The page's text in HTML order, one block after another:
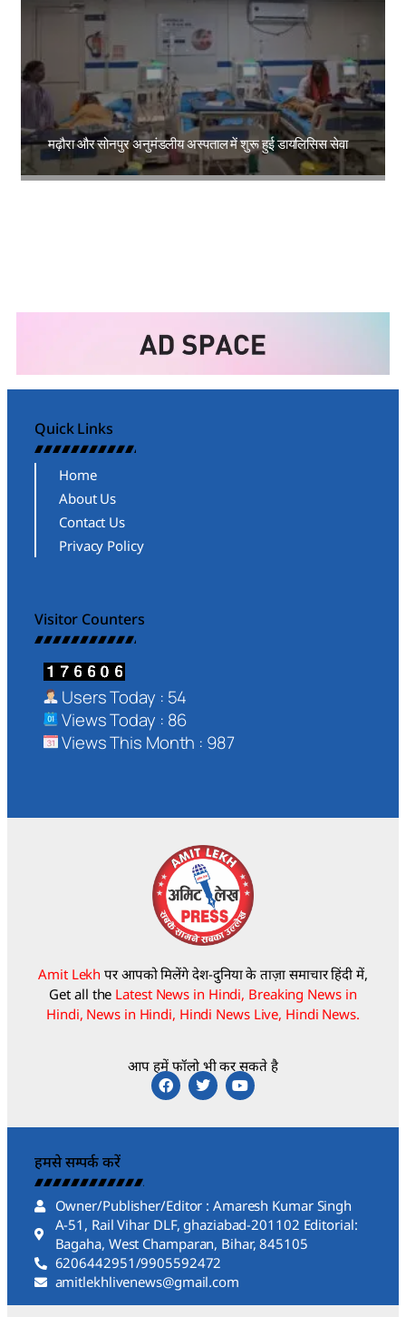
मढ़ौरा और सोनपुर अनुमंडलीय अस्पताल में शुरू हुई डायलिसिस सेवा
Amit Lekh
Quick Links
Home
About Us
Contact Us
Privacy Policy
Visitor Counters
Users Today : 54
Views Today : 86
Views This Month : 987
Amit Lekh पर आपको मिलेंगे देश-दुनिया के ताज़ा समाचार हिंदी में,
Get all the Latest News in Hindi, Breaking News in
Hindi, News in Hindi, Hindi News Live, Hindi News.
आप हमें फॉलो भी कर सकते है
हमसे सम्पर्क करें
Owner/Publisher/Editor : Amaresh Kumar Singh
A-51, Rail Vihar DLF, ghaziabad-201102 Editorial:
Bagaha, West Champaran, Bihar, 845105
6206442951/9905592472
amitlekhlivenews@gmail.com